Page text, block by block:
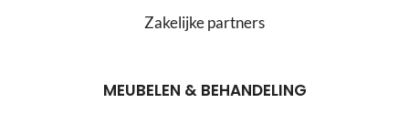
Zakelijke partners
MEUBELEN & BEHANDELING